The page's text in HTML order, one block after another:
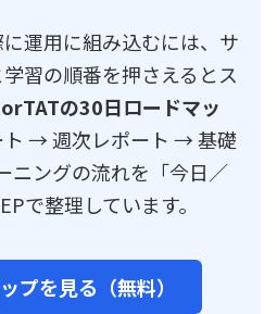
運用に組み込むには、サ
習の順番を押さえるとス
の30日ロードマッ
ト → 週次レポート → 基礎
ニングの流れを「今日／
で整理しています。
プを見る（無料）